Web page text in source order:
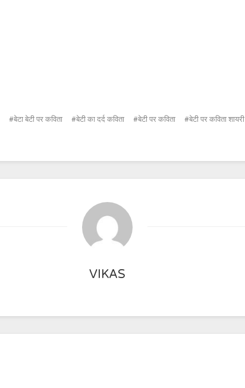
बेटा बेटी पर कविता बेटी का दर्द कविता बेटी पर कविता बेटी पर कविता शायरी
VIKAS